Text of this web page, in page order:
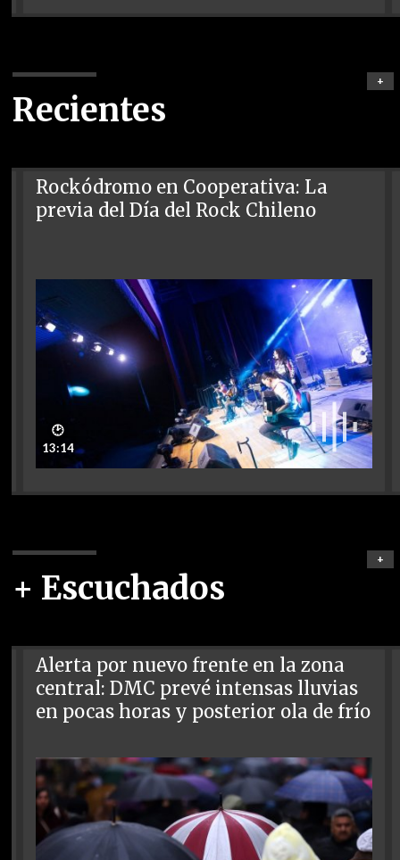
Recientes
+
Rockódromo en Cooperativa: La
previa del Día del Rock Chileno
🕑
13:14
+ Escuchados
+
Alerta por nuevo frente en la zona
central: DMC prevé intensas lluvias
en pocas horas y posterior ola de frío